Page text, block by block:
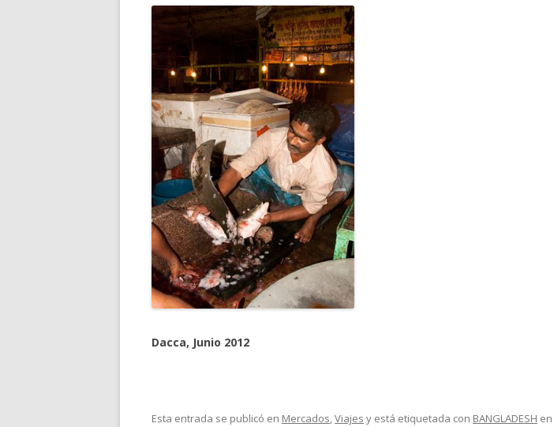
Dacca, Junio 2012
Esta entrada se publicó en Mercados,Viajes y está etiquetada con BANGLADESH en